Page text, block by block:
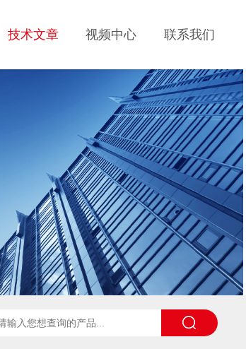
技术文章 视频中心 联系我们
诱导叶绿素荧光测试系统 SpecVIEW高光谱